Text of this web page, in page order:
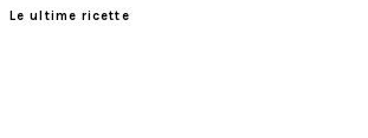
Le ultime ricette